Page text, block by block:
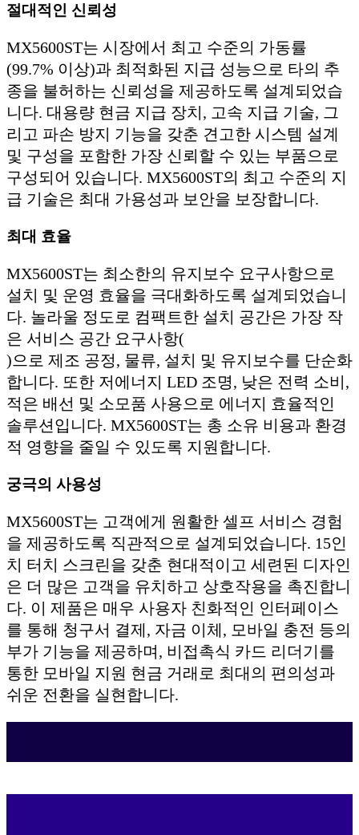
절대적인 신뢰성
MX5600ST는 시장에서 최고 수준의 가동률
(99.7% 이상)과 최적화된 지급 성능으로 타의 추
종을 불허하는 신뢰성을 제공하도록 설계되었습
니다. 대용량 현금 지급 장치, 고속 지급 기술, 그
리고 파손 방지 기능을 갖춘 견고한 시스템 설계
및 구성을 포함한 가장 신뢰할 수 있는 부품으로
구성되어 있습니다. MX5600ST의 최고 수준의 지
급 기술은 최대 가용성과 보안을 보장합니다.
최대 효율
MX5600ST는 최소한의 유지보수 요구사항으로
설치 및 운영 효율을 극대화하도록 설계되었습니
다. 놀라울 정도로 컴팩트한 설치 공간은 가장 작
은 서비스 공간 요구사항(
)으로 제조 공정, 물류, 설치 및 유지보수를 단순화
합니다. 또한 저에너지 LED 조명, 낮은 전력 소비,
적은 배선 및 소모품 사용으로 에너지 효율적인
솔루션입니다. MX5600ST는 총 소유 비용과 환경
적 영향을 줄일 수 있도록 지원합니다.
궁극의 사용성
MX5600ST는 고객에게 원활한 셀프 서비스 경험
을 제공하도록 직관적으로 설계되었습니다. 15인
치 터치 스크린을 갖춘 현대적이고 세련된 디자인
은 더 많은 고객을 유치하고 상호작용을 촉진합니
다. 이 제품은 매우 사용자 친화적인 인터페이스
를 통해 청구서 결제, 자금 이체, 모바일 충전 등의
부가 기능을 제공하며, 비접촉식 카드 리더기를
통한 모바일 지원 현금 거래로 최대의 편의성과
쉬운 전환을 실현합니다.